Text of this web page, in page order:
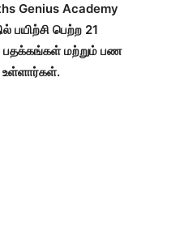
Genius Academy
பயிற்சி பெற்ற 21
பதக்கங்கள் மற்றும் பண
உள்ளார்கள்.